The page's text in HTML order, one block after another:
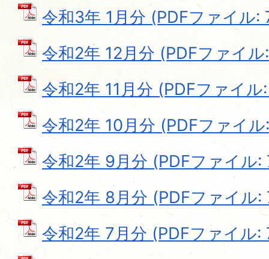
令和3年 1月分 (PDFファイル:
令和2年 12月分 (PDFファイ
令和2年 11月分 (PDFファイ
令和2年 10月分 (PDFファイ
令和2年 9月分 (PDFファイル:
令和2年 8月分 (PDFファイル:
令和2年 7月分 (PDFファイル: